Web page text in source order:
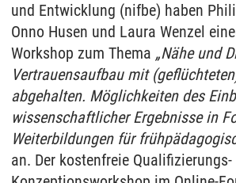
und Entwicklung (nifbe) haben
Onno Husen und Laura Wenzel
Workshop zum Thema „Nähe und
Vertrauensaufbau mit
abgehalten. Möglichkeiten des
wissenschaftlicher Ergebnisse in
Weiterbildungen für
an. Der kostenfreie Qualifizierungs-